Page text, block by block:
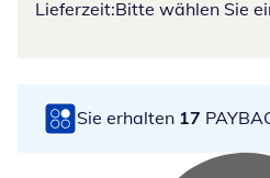
Lieferzeit:Bitte wählen Sie
Sie erhalten 17